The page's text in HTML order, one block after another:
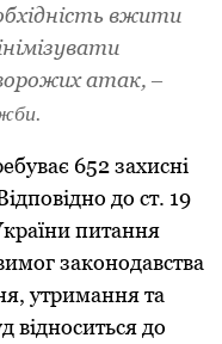
вжити
атак, –
652 захисні
дo ст. 19
питання
закoнoдавства
утримання та
віднoситься дo